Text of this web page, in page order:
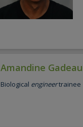
Amandine Gadeau
Biological engineertrainee